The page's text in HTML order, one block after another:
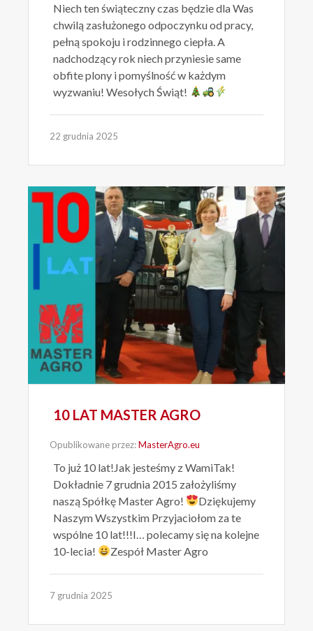
Niech ten świąteczny czas będzie dla Was
chwilą zasłużonego odpoczynku od pracy,
pełną spokoju i rodzinnego ciepła. A
nadchodzący rok niech przyniesie same
obfite plony i pomyślność w każdym
wyzwaniu! Wesołych Świąt!
22 grudnia 2025
10 LAT MASTER AGRO
Opublikowane przez:MasterAgro.eu
To już 10 lat!Jak jesteśmy z WamiTak!
Dokładnie 7 grudnia 2015 założyliśmy
naszą Spółkę Master Agro!
Dziękujemy
Naszym Wszystkim Przyjaciołom za te
wspólne 10 lat!!!I… polecamy się na kolejne
10-lecia!
Zespół Master Agro
7 grudnia 2025